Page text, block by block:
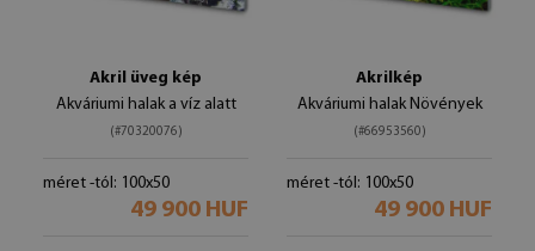
Akril üveg kép
Akváriumi halak a víz alatt
(#70320076)
méret -tól: 100x50
49 900 HUF
Akrilkép
Akváriumi halak Növények
(#66953560)
méret -tól: 100x50
49 900 HUF